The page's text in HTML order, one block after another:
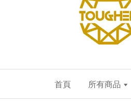
首頁 所有商品